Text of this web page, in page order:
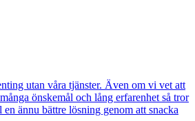
utan våra tjänster. Även om vi vet att
önskemål och lång erfarenhet så tror
ännu bättre lösning genom att snacka